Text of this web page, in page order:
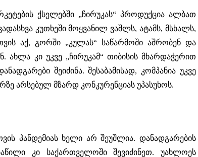
ქსელებში „ჩირუკას“ პროდუქცია ალბათ
კუთხეში მოყვანილ ვაშლს, ატამს, მსხალს,
აქ, გორში „კულას“ საწარმოში აშრობენ და
ახლა კი უკვე „ჩირუკამ“ თიბისის მხარდაჭერით
შეიძინა. შესაბამისად, კომპანია უკვე
არსებულ მზარდ კონკურენციას უპასუხოს.
პანდემიას ხელი არ შეუშლია. დანადგარების
კი საქართველოში შევიძინეთ. უახლოეს